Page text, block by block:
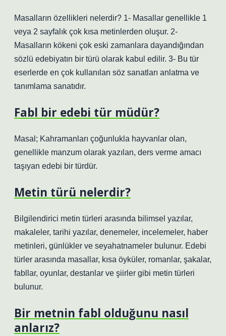
Masalların özellikleri nelerdir? 1- Masallar genellikle 1
veya 2 sayfalık çok kısa metinlerden oluşur. 2-
Masalların kökeni çok eski zamanlara dayandığından
sözlü edebiyatın bir türü olarak kabul edilir. 3- Bu tür
eserlerde en çok kullanılan söz sanatları anlatma ve
tanımlama sanatıdır.
Fabl bir edebi tür müdür?
Masal; Kahramanları çoğunlukla hayvanlar olan,
genellikle manzum olarak yazılan, ders verme amacı
taşıyan edebi bir türdür.
Metin türü nelerdir?
Bilgilendirici metin türleri arasında bilimsel yazılar,
makaleler, tarihi yazılar, denemeler, incelemeler, haber
metinleri, günlükler ve seyahatnameler bulunur. Edebi
türler arasında masallar, kısa öyküler, romanlar, şakalar,
fabllar, oyunlar, destanlar ve şiirler gibi metin türleri
bulunur.
Bir metnin fabl olduğunu nasıl
anlarız?